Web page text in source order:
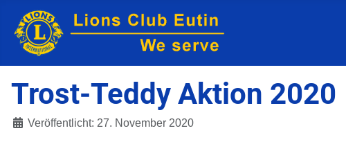
Trost-Teddy Aktion 2020
Veröffentlicht: 27. November 2020